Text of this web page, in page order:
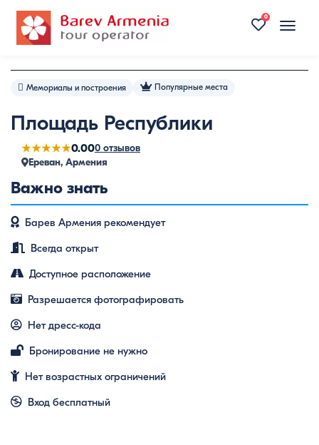
Toggle
0
Мемориалы и построения Популярные места
Площадь Республики
★★★★★0.000 отзывов
Ереван, Армения
Важно знать
Барев Армения рекомендует
Всегда открыт
Доступное расположение
Разрешается фотографировать
Нет дресс-кода
Бронирование не нужно
Нет возрастных ограничений
Вход бесплатный